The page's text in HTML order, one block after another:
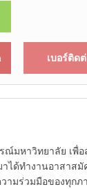
เบอร์ติด
ณ์มหาวิทยาลัย เพื่
ด้ทำงานอาสาสมั
ามร่วมมือของทุก